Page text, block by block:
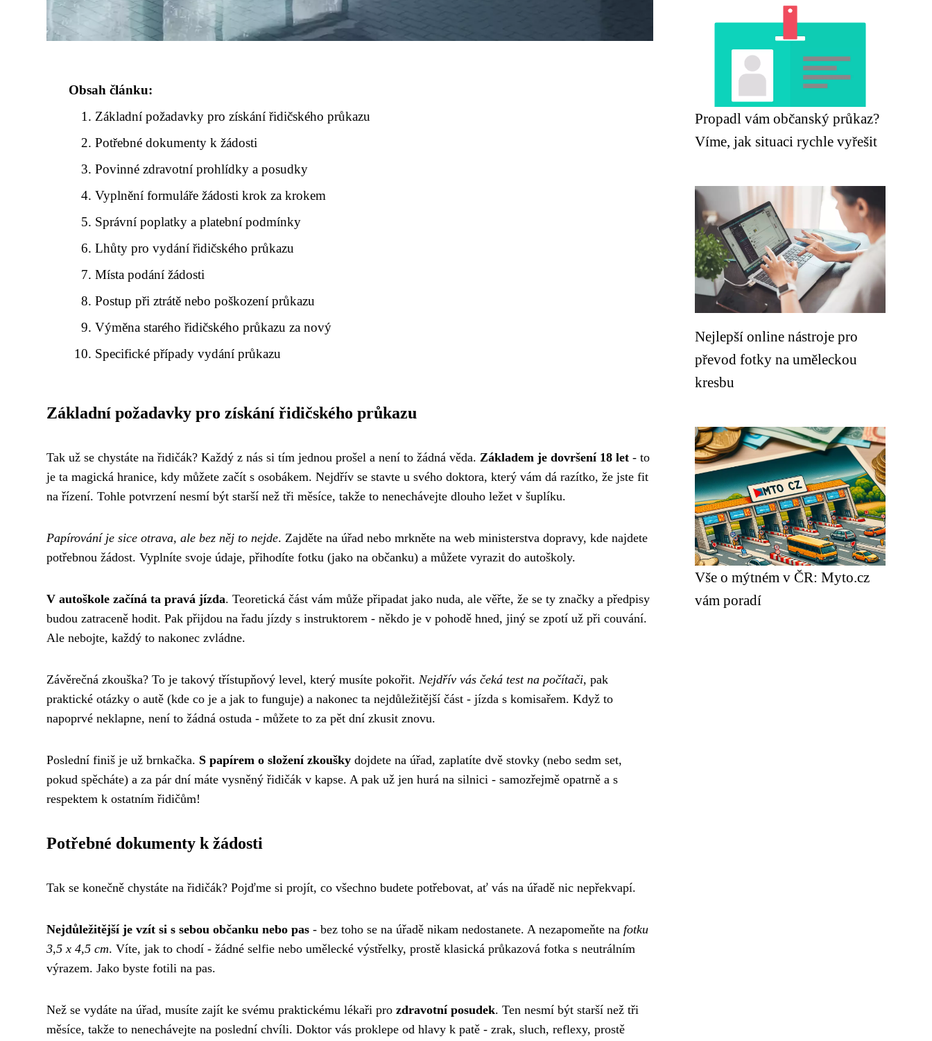
Obsah článku:
Základní požadavky pro získání řidičského průkazu
Potřebné dokumenty k žádosti
Povinné zdravotní prohlídky a posudky
Vyplnění formuláře žádosti krok za krokem
Správní poplatky a platební podmínky
Lhůty pro vydání řidičského průkazu
Místa podání žádosti
Postup při ztrátě nebo poškození průkazu
Výměna starého řidičského průkazu za nový
Specifické případy vydání průkazu
Základní požadavky pro získání řidičského průkazu
Tak už se chystáte na řidičák? Každý z nás si tím jednou prošel a není to žádná věda. Základem je dovršení 18 let - to
je ta magická hranice, kdy můžete začít s osobákem. Nejdřív se stavte u svého doktora, který vám dá razítko, že jste fit
na řízení. Tohle potvrzení nesmí být starší než tři měsíce, takže to nenechávejte dlouho ležet v šuplíku.
Papírování je sice otrava, ale bez něj to nejde. Zajděte na úřad nebo mrkněte na web ministerstva dopravy, kde najdete
potřebnou žádost. Vyplníte svoje údaje, přihodíte fotku (jako na občanku) a můžete vyrazit do autoškoly.
V autoškole začíná ta pravá jízda. Teoretická část vám může připadat jako nuda, ale věřte, že se ty značky a předpisy
budou zatraceně hodit. Pak přijdou na řadu jízdy s instruktorem - někdo je v pohodě hned, jiný se zpotí už při couvání.
Ale nebojte, každý to nakonec zvládne.
Závěrečná zkouška? To je takový třístupňový level, který musíte pokořit. Nejdřív vás čeká test na počítači, pak
praktické otázky o autě (kde co je a jak to funguje) a nakonec ta nejdůležitější část - jízda s komisařem. Když to
napoprvé neklapne, není to žádná ostuda - můžete to za pět dní zkusit znovu.
Poslední finiš je už brnkačka. S papírem o složení zkoušky dojdete na úřad, zaplatíte dvě stovky (nebo sedm set,
pokud spěcháte) a za pár dní máte vysněný řidičák v kapse. A pak už jen hurá na silnici - samozřejmě opatrně a s
respektem k ostatním řidičům!
Potřebné dokumenty k žádosti
Tak se konečně chystáte na řidičák? Pojďme si projít, co všechno budete potřebovat, ať vás na úřadě nic nepřekvapí.
Nejdůležitější je vzít si s sebou občanku nebo pas - bez toho se na úřadě nikam nedostanete. A nezapomeňte na fotku
3,5 x 4,5 cm. Víte, jak to chodí - žádné selfie nebo umělecké výstřelky, prostě klasická průkazová fotka s neutrálním
výrazem. Jako byste fotili na pas.
Než se vydáte na úřad, musíte zajít ke svému praktickému lékaři pro zdravotní posudek. Ten nesmí být starší než tři
měsíce, takže to nenechávejte na poslední chvíli. Doktor vás proklepe od hlavy k patě - zrak, sluch, reflexy, prostě
Propadl vám občanský průkaz?
Víme, jak situaci rychle vyřešit
Nejlepší online nástroje pro
převod fotky na uměleckou
kresbu
Vše o mýtném v ČR: Myto.cz
vám poradí